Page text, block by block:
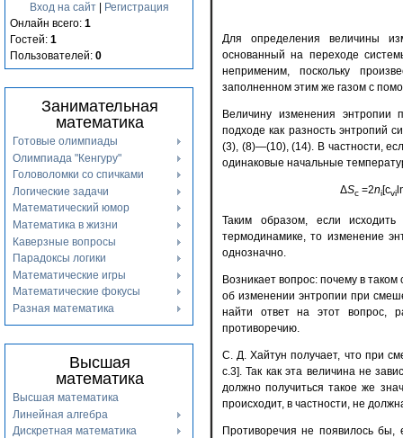
Вход на сайт|
Регистрация
Онлайн всего: 1
Гостей: 1
Пользователей: 0
Занимательная
математика
Готовые олимпиады
Олимпиада "Кенгуру"
Головоломки со спичками
Логические задачи
Математический юмор
Математика в жизни
Каверзные вопросы
Парадоксы логики
Математические игры
Математические фокусы
Разная математика
Высшая
математика
Высшая математика
Линейная алгебра
Дискретная математика
Для определения величины
основанный на переходе
неприменим, поскольку
заполненном этим же газом с
Величину изменения энтропии
подходе как разность энтропий
(3), (8)—(10), (14). В частности,
одинаковые начальные
ΔSс=2ni[cvi
Таким образом, если
термодинамике, то изменение
однозначно.
Возникает вопрос: почему в
об изменении энтропии при
найти ответ на этот вопрос,
противоречию.
С. Д. Хайтун получает, что при
c.3]. Так как эта величина не
должно получиться такое же
происходит, в частности, не
Противоречия не появилось бы,